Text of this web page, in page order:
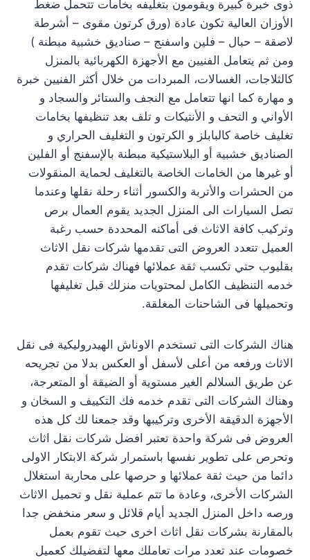
ذوى خبرة كبيرة ويقومون بتغليفه بخامات تتحمل ضغط
الأوزان العالية تكون عادة (ورق كرتون مقوى – أشرطة
لاصقة – حبال – فلين واسفنج – صناديق خشبية مبطنة )
ومن ثم يتعامل الفنيين مع الأجهزة الكهربائية بالمنزل
كالثلاجات، الغسالات، المبردات من خلال أكثر الفنيين خبرة
و مهارة كما انها تتعامل مع النجف والستائر والسجاد و
الأواني و التحف و الأنتيكات و تلف بعد تنظيفها بخامات
تغليف خاصة كالبابلز و الكرتون و التغليف الحراري و
الصناديق خشبية أو البلاستيكية مبطنة بالإسفنج أو الفلين
أو غيرها من الخامات الخاصة بالتغليف لحماية المنقولات
من الحشرات والأتربة والكسور أثناء رحلة نقلها وعندما
تصل السيارات الى المنزل الجديد يقوم العمال برص
وتركيب كافة الاثاث فى أماكنه المحددة حسب رغبة
العميل تتعدد العروض التى تقدمها شركات نقل الاثاث
بقليوب حتي تكسب ثقة عملائها فهناك شركات تقدم
خدمه التنظيف الكامل لمحتويات منزلك قبل تغليفها
وتحميلها فى الشاحنات المغلقة.
هناك الشركات التى تستخدم الاوناش الهيدروليكية فى نقل
الاثاث ورفعه من أعلى لأسفل أو العكس بدلا من تجريحه
عن طريق السلالم الغير مستوية أو الضيقة أو المتعرجة،
وهناك الشركات التى تقدم خدمه فك التكييف و السخان و
الأجهزة الدقيقة الأخرى وتركيبها وقد جمعنا لك كل هذه
العروض فى شركة واحدة تعتبر افضل شركات نقل اثاث
وتحرص على تطوير نفسها باستمرار شركة الابتكار الاولى
دائما من حيث ثقة عملائها و حرصها على محاربة استغلال
الشركات الأخرى، وعادة ما تتم عملية نقل و تحميل الاثاث
ورصه داخل المنزل الجديد أيام قلائل و سعر منخفض جدا
بالمقارنة بشركات نقل اثاث اخرى حيث تقوم بعمل
خصومات عند تعدد مرات تعاملك معها لتفضيلك كعميل